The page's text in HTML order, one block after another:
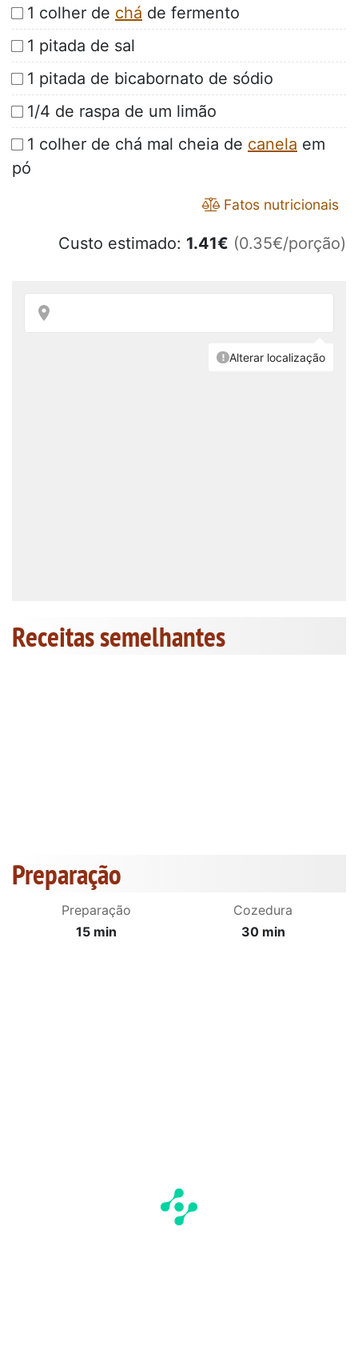
1 colher de chá de fermento
1 pitada de sal
1 pitada de bicabornato de sódio
1/4 de raspa de um limão
1 colher de chá mal cheia de canela em
pó
Fatos nutricionais
Custo estimado: 1.41€ (0.35€/porção)
Receitas semelhantes
Preparação
Preparação
15 min
Cozedura
30 min